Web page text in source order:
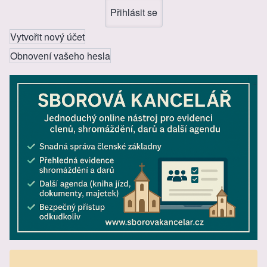
Vytvořit nový účet
Obnovení vašeho hesla